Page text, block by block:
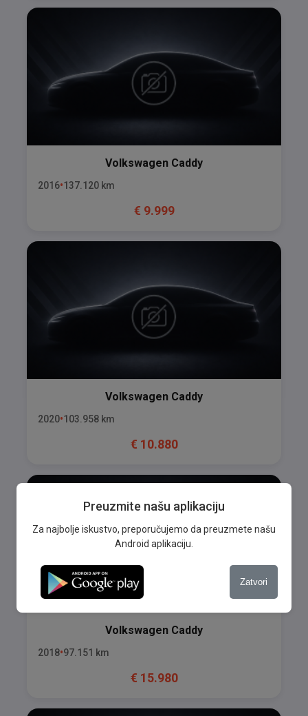
Volkswagen Caddy
2016 137.120 km
€ 9.999
Volkswagen Caddy
2020 103.958 km
€ 10.880
Volkswagen Caddy
2018 97.151 km
€ 15.980
Preuzmite našu aplikaciju
Za najbolje iskustvo, preporučujemo da preuzmete našu
Android aplikaciju.
Zatvori